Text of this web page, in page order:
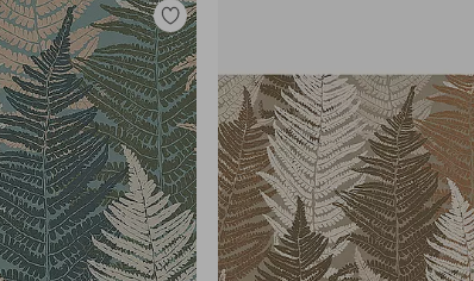
Lägg
till
i
favoriter